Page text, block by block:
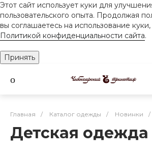
Этот сайт использует куки для
пользовательского опыта. Продолжая
вы соглашаетесь на использование
Политикой конфиденциальности сайта.
Принять
Главная / Каталог одежды / Новинки /
Детская одежда